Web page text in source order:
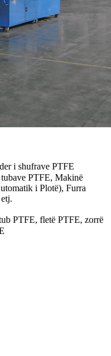
i shufrave PTFE
PTFE, Makinë
i Plotë), Furra
PTFE, fletë PTFE, zorrë